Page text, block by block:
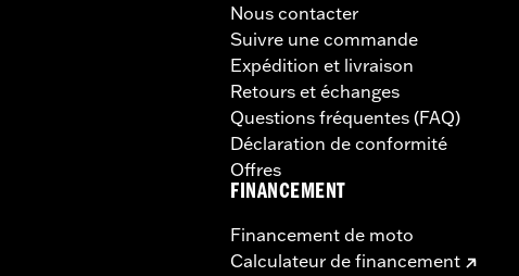
Nous contacter
Suivre une commande
Expédition et livraison
Retours et échanges
Questions fréquentes (FAQ)
Déclaration de conformité
Offres
FINANCEMENT
Financement de moto
Calculateur de financement